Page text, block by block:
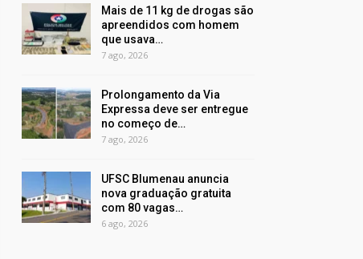
Mais de 11 kg de drogas são
apreendidos com homem
que usava…
7 ago, 2026
Prolongamento da Via
Expressa deve ser entregue
no começo de…
7 ago, 2026
UFSC Blumenau anuncia
nova graduação gratuita
com 80 vagas…
6 ago, 2026